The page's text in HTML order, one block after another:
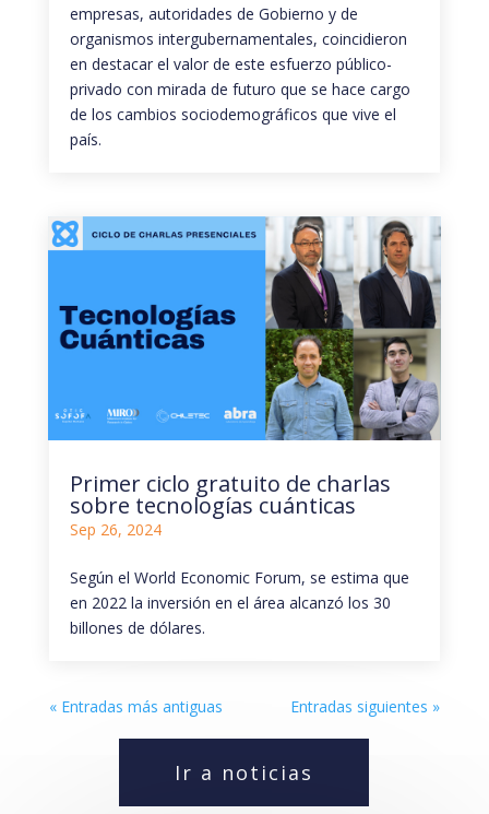
empresas, autoridades de Gobierno y de
organismos intergubernamentales, coincidieron
en destacar el valor de este esfuerzo público-
privado con mirada de futuro que se hace cargo
de los cambios sociodemográficos que vive el
país.
Primer ciclo gratuito de charlas
sobre tecnologías cuánticas
Sep 26, 2024
Según el World Economic Forum, se estima que
en 2022 la inversión en el área alcanzó los 30
billones de dólares.
« Entradas más antiguas Entradas siguientes »
Ir a noticias